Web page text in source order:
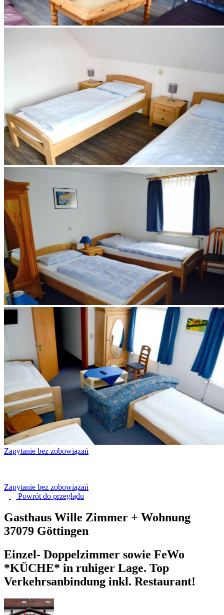
Zapytanie bez zobowiązań
Zapytanie bez zobowiązań
Powrót do przeglądu
Gasthaus Wille Zimmer + Wohnung
37079 Göttingen
Einzel- Doppelzimmer sowie FeWo
*KÜCHE* in ruhiger Lage. Top
Verkehrsanbindung inkl. Restaurant!